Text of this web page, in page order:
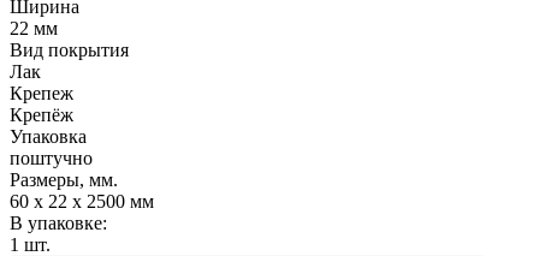
Ширина
22 мм
Вид покрытия
Лак
Крепеж
Крепёж
Упаковка
поштучно
Размеры, мм.
60 х 22 х 2500 мм
В упаковке:
1 шт.